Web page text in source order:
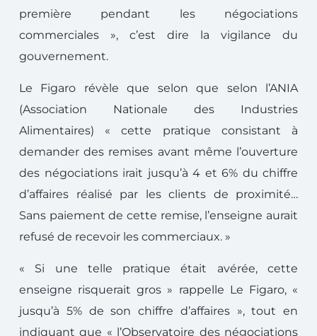
première pendant les négociations
commerciales », c’est dire la vigilance du
gouvernement.
Le Figaro révèle que selon que selon l’ANIA
(Association Nationale des Industries
Alimentaires) « cette pratique consistant à
demander des remises avant même l’ouverture
des négociations irait jusqu’à 4 et 6% du chiffre
d’affaires réalisé par les clients de proximité…
Sans paiement de cette remise, l’enseigne aurait
refusé de recevoir les commerciaux. »
« Si une telle pratique était avérée, cette
enseigne risquerait gros » rappelle Le Figaro, «
jusqu’à 5% de son chiffre d’affaires », tout en
indiquant que « l’Observatoire des négociations